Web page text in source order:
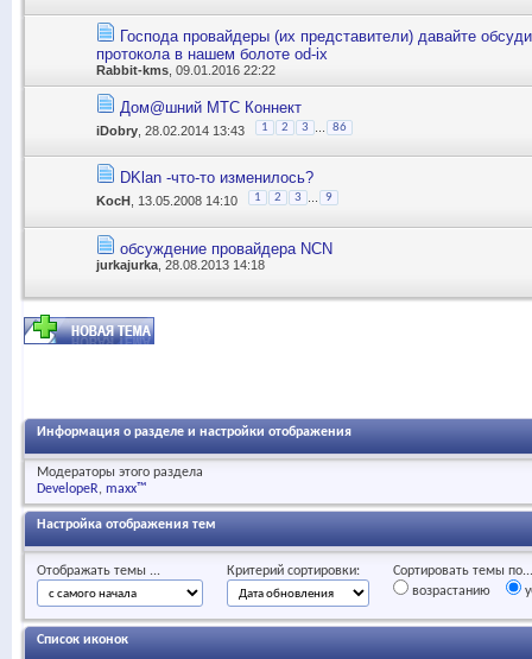
Господа провайдеры (их представители) давайте
протокола в нашем болоте od-ix
Rabbit-kms, 09.01.2016 22:22
Дом@шний МТС Коннект
iDobry , 28.02.2014 13:43 1 2 3 86
DKlan -что-то изменилось?
KocH , 13.05.2008 14:10 1 2 3 9
обсуждение провайдера NCN
jurkajurka , 28.08.2013 14:18
Информация о разделе и настройки отображения
Модераторы этого раздела
DevelopeR maxx™
Настройка отображения тем
Отображать темы ... Критерий сортировки:
Сортировать темы по...
возрастанию
Список иконок